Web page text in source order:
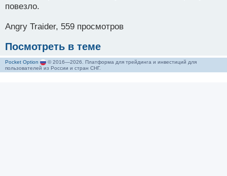
повезло.
Angry Traider, 559 просмотров
Посмотреть в теме
Pocket Option
© 2016—2026. Платформа для трейдинга и инвестиций для
пользователей из России и стран СНГ.